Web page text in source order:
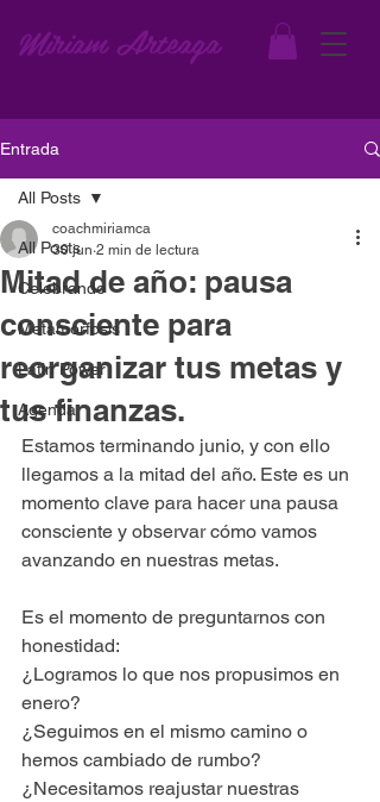
Miriam Arteaga
Entrada
All Posts
Celebrando
Metamorfosis
Latin Power
Agenda
All Posts
Mitad de año: pausa
consciente para
reorganizar tus metas y
tus finanzas.
coachmiriamca
30 jun 2 min de lectura
Estamos terminando junio, y con ello
llegamos a la mitad del año. Este es un
momento clave para hacer una pausa
consciente y observar cómo vamos
avanzando en nuestras metas.
Es el momento de preguntarnos con
honestidad:
¿Logramos lo que nos propusimos en
enero?
¿Seguimos en el mismo camino o
hemos cambiado de rumbo?
¿Necesitamos reajustar nuestras